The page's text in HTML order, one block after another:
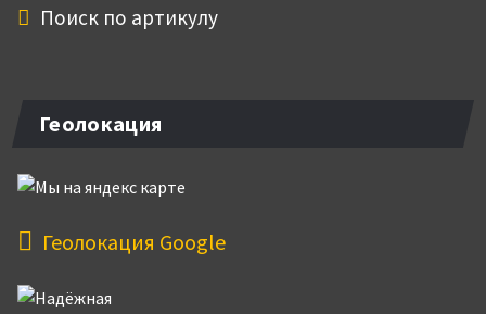
Поиск по артикулу
Геолокация
Геолокация Google